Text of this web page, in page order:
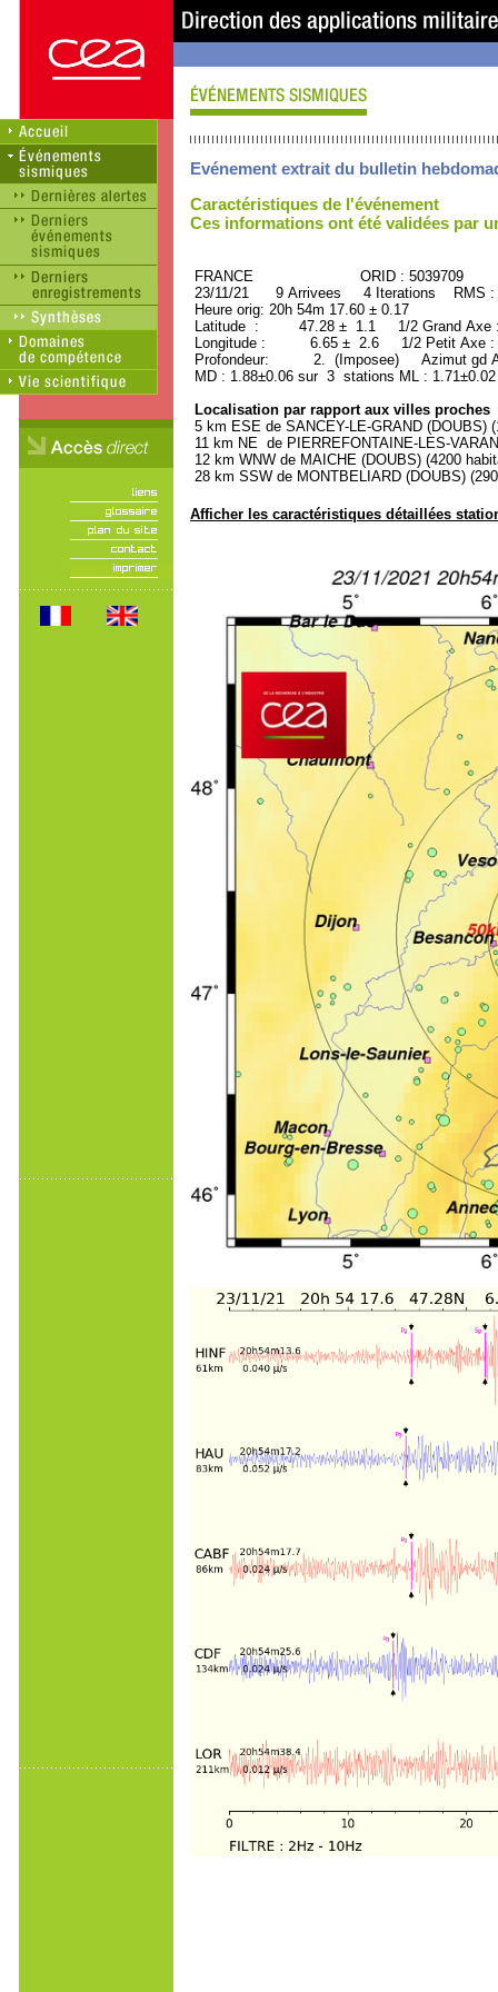
Evénement extrait du bulletin
Caractéristiques de l'événement
Ces informations ont été validées par
FRANCE ORID : 5039709
23/11/21 9 Arrivees 4 Iterations RMS :
Heure orig: 20h 54m 17.60 ± 0.17
Latitude : 47.28 ± 1.1 1/2 Grand
Longitude : 6.65 ± 2.6 1/2 Petit Axe
Profondeur: 2. (Imposee) Azimut gd
MD : 1.88±0.06 sur 3 stations ML :
Localisation par rapport aux villes proches
5 km ESE de SANCEY-LE-GRAND (DOUBS)
11 km NE de PIERREFONTAINE-LES-
12 km WNW de MAICHE (DOUBS) (4200
28 km SSW de MONTBELIARD (DOUBS)
Afficher les caractéristiques détaillées